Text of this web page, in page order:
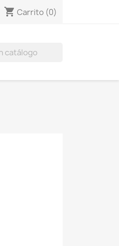
shopping_cart Carrito (0)